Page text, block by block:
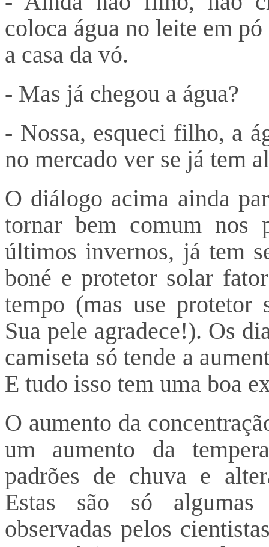
coloca água no leite em
a casa da vó.
- Mas já chegou a água?
- Nossa, esqueci filho, a
no mercado ver se já tem
O diálogo acima ainda
tornar bem comum nos
últimos invernos, já tem
boné e protetor solar
tempo (mas use protetor
Sua pele agradece!). Os
camiseta só tende a
E tudo isso tem uma boa
O aumento da
um aumento da
padrões de chuva e
Estas são só
observadas pelos